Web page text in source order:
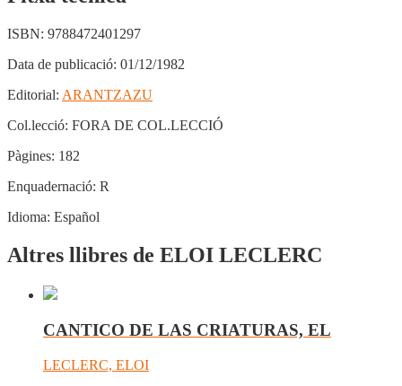
ISBN: 9788472401297
Data de publicació: 01/12/1982
Editorial: ARANTZAZU
Col.lecció: FORA DE COL.LECCIÓ
Pàgines: 182
Enquadernació: R
Idioma: Español
Altres llibres de ELOI LECLERC
CANTICO DE LAS CRIATURAS, EL
LECLERC, ELOI